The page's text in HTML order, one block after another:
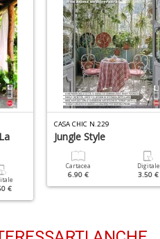
€
CASA CHIC N.229
Jungle Style
Cartacea
6.90 €
Digitale
3.50 €